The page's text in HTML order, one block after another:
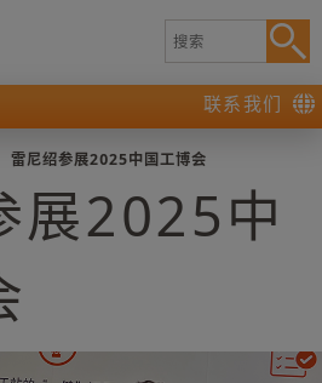
联系我们
雷尼绍参展2025中国工博会
展2025中